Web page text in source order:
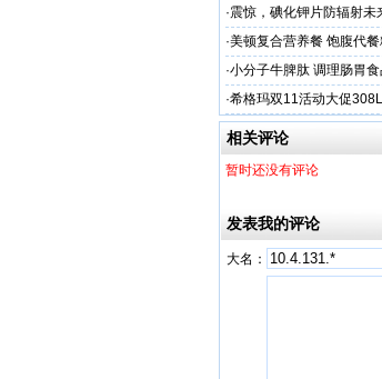
业
·震惊，碘化钾片防辐射
务商
·美顿复合营养餐 饱腹代
·小分子牛脾肽 调理肠胃
厂家
·希格玛双11活动大促
光疗仪促销
相关评论
暂时还没有评论
发表我的评论
大名：